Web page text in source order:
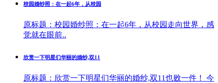
校园婚纱照：在一起6年，从校园
原标题：校园婚纱照：在一起6年，从校园走向世界，感
觉就在眼前..
欣赏一下明星们华丽的婚纱,双11
原标题：欣赏一下明星们华丽的婚纱,双11也败一件！ 今